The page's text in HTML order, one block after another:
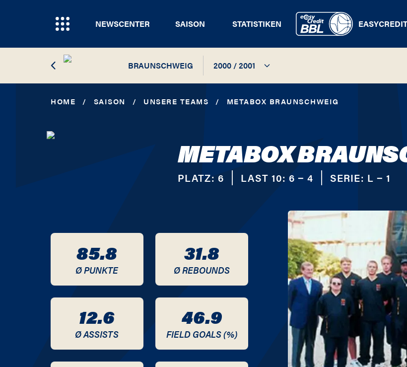
NEWSCENTER SAISON STATISTIKEN
BRAUNSCHWEIG 2000 / 2001
2024 / 2025
2020 / 2021
2019 / 2020
2018 / 2019
2017 / 2018
2016 / 2017
HOME / SAISON / UNSERE TEAMS / METABOX BRAUNSCHWEIG
METABOX
PLATZ: 6 LAST 10: 6 − 4 SERIE: L − 1
85.8
Ø PUNKTE
31.8
Ø REBOUNDS
12.6
Ø ASSISTS
46.9
FIELD GOALS (%)